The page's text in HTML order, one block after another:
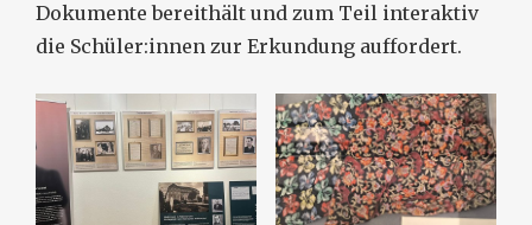
Dokumente bereithält und zum Teil interaktiv
die Schüler:innen zur Erkundung auffordert.